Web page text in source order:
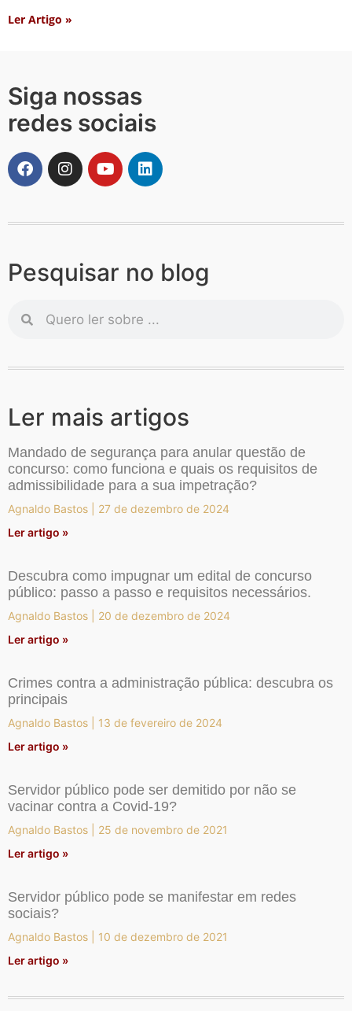
Ler Artigo »
Siga nossas
redes sociais
Pesquisar no blog
Ler mais artigos
Mandado de segurança para anular questão de
concurso: como funciona e quais os requisitos de
admissibilidade para a sua impetração?
Agnaldo Bastos
27 de dezembro de 2024
Ler artigo »
Descubra como impugnar um edital de concurso
público: passo a passo e requisitos necessários.
Agnaldo Bastos
20 de dezembro de 2024
Ler artigo »
Crimes contra a administração pública: descubra os
principais
Agnaldo Bastos
13 de fevereiro de 2024
Ler artigo »
Servidor público pode ser demitido por não se
vacinar contra a Covid-19?
Agnaldo Bastos
25 de novembro de 2021
Ler artigo »
Servidor público pode se manifestar em redes
sociais?
Agnaldo Bastos
10 de dezembro de 2021
Ler artigo »